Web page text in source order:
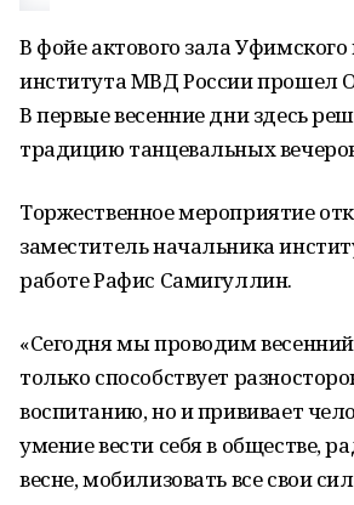
В фойе актового зала
института МВД России прошел
В первые весенние дни здесь
традицию танцевальных
Торжественное мероприятие
заместитель начальника
работе Рафис Самигуллин.
«Сегодня мы проводим
только способствует
воспитанию, но и прививает
умение вести себя в обществе,
весне, мобилизовать все свои